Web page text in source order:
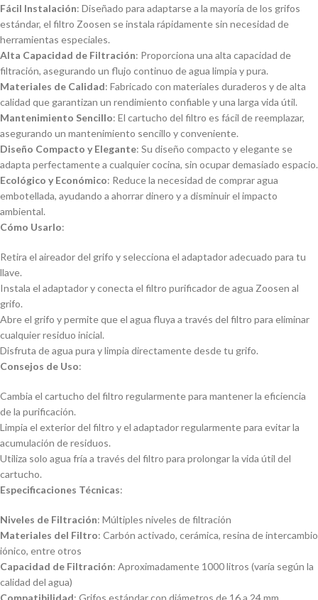
Fácil Instalación: Diseñado para adaptarse a la mayoría de los grifos
estándar, el filtro Zoosen se instala rápidamente sin necesidad de
herramientas especiales.
Alta Capacidad de Filtración: Proporciona una alta capacidad de
filtración, asegurando un flujo continuo de agua limpia y pura.
Materiales de Calidad: Fabricado con materiales duraderos y de alta
calidad que garantizan un rendimiento confiable y una larga vida útil.
Mantenimiento Sencillo: El cartucho del filtro es fácil de reemplazar,
asegurando un mantenimiento sencillo y conveniente.
Diseño Compacto y Elegante: Su diseño compacto y elegante se
adapta perfectamente a cualquier cocina, sin ocupar demasiado espacio.
Ecológico y Económico: Reduce la necesidad de comprar agua
embotellada, ayudando a ahorrar dinero y a disminuir el impacto
ambiental.
Cómo Usarlo:
Retira el aireador del grifo y selecciona el adaptador adecuado para tu
llave.
Instala el adaptador y conecta el filtro purificador de agua Zoosen al
grifo.
Abre el grifo y permite que el agua fluya a través del filtro para eliminar
cualquier residuo inicial.
Disfruta de agua pura y limpia directamente desde tu grifo.
Consejos de Uso:
Cambia el cartucho del filtro regularmente para mantener la eficiencia
de la purificación.
Limpia el exterior del filtro y el adaptador regularmente para evitar la
acumulación de residuos.
Utiliza solo agua fría a través del filtro para prolongar la vida útil del
cartucho.
Especificaciones Técnicas:
Niveles de Filtración: Múltiples niveles de filtración
Materiales del Filtro: Carbón activado, cerámica, resina de intercambio
iónico, entre otros
Capacidad de Filtración: Aproximadamente 1000 litros (varía según la
calidad del agua)